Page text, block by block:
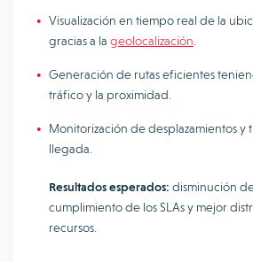
Visualización en tiempo real de la
gracias a la geolocalización
Generación de rutas eficientes
tráfico y la proximidad.
Monitorización de desplazamientos y
llegada.
Resultados esperados: disminución
cumplimiento de los SLAs y mejor
recursos.